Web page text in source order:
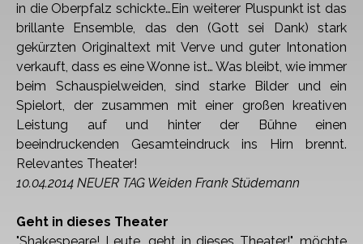
in die Oberpfalz schickte…Ein weiterer Pluspunkt ist das
brillante Ensemble, das den (Gott sei Dank) stark
gekürzten Originaltext mit Verve und guter Intonation
verkauft, dass es eine Wonne ist… Was bleibt, wie immer
beim Schauspielweiden, sind starke Bilder und ein
Spielort, der zusammen mit einer großen kreativen
Leistung auf und hinter der Bühne einen
beeindruckenden Gesamteindruck ins Hirn brennt.
Relevantes Theater!
10.04.2014 NEUER TAG Weiden Frank Stüdemann
Geht in dieses Theater